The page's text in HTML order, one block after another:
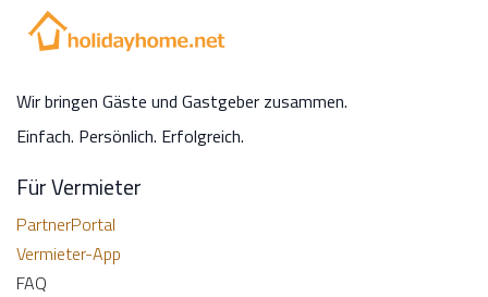
Wir bringen Gäste und Gastgeber zusammen.
Einfach. Persönlich. Erfolgreich.
Für Vermieter
PartnerPortal
Vermieter-App
FAQ